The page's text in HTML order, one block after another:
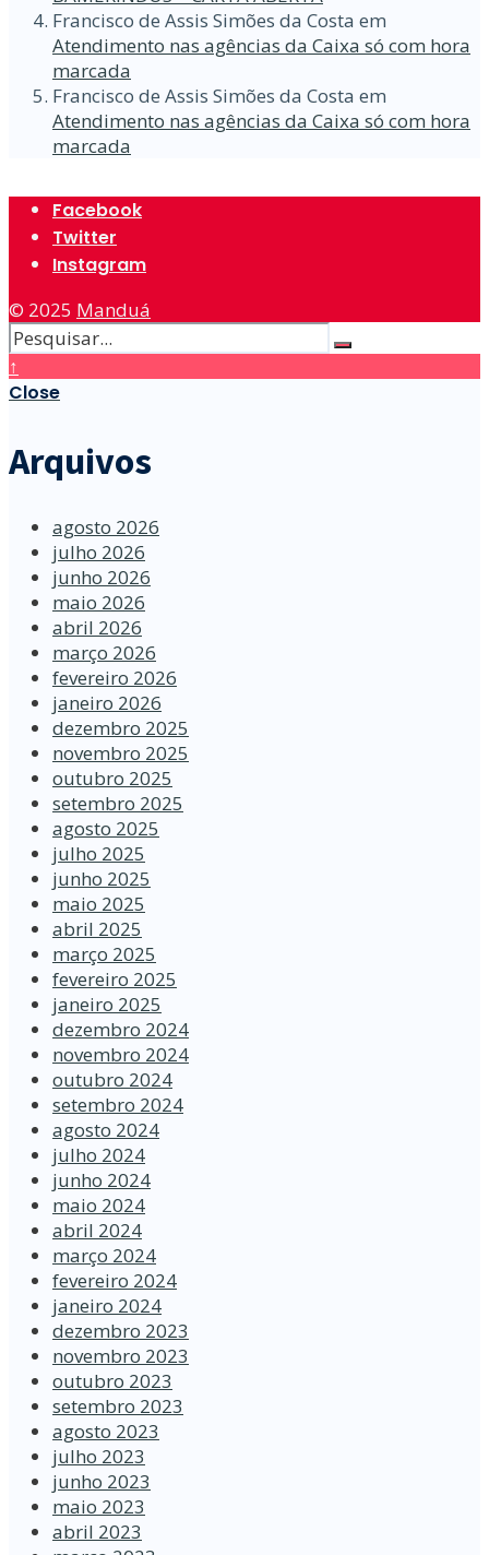
Francisco de Assis Simões da Costa em
Atendimento nas agências da Caixa só com hora
marcada
Francisco de Assis Simões da Costa em
Atendimento nas agências da Caixa só com hora
marcada
Facebook
Twitter
Instagram
© 2025 Manduá
↑
Close
Arquivos
agosto 2026
julho 2026
junho 2026
maio 2026
abril 2026
março 2026
fevereiro 2026
janeiro 2026
dezembro 2025
novembro 2025
outubro 2025
setembro 2025
agosto 2025
julho 2025
junho 2025
maio 2025
abril 2025
março 2025
fevereiro 2025
janeiro 2025
dezembro 2024
novembro 2024
outubro 2024
setembro 2024
agosto 2024
julho 2024
junho 2024
maio 2024
abril 2024
março 2024
fevereiro 2024
janeiro 2024
dezembro 2023
novembro 2023
outubro 2023
setembro 2023
agosto 2023
julho 2023
junho 2023
maio 2023
abril 2023